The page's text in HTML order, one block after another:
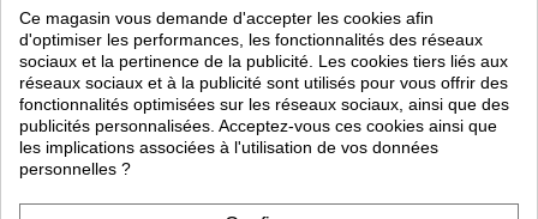
EN SAVOIR +
PRATIQUE
LIENS
Ce magasin vous demande d'accepter les cookies afin
d'optimiser les performances, les fonctionnalités des réseaux
sociaux et la pertinence de la publicité. Les cookies tiers liés aux
réseaux sociaux et à la publicité sont utilisés pour vous offrir des
fonctionnalités optimisées sur les réseaux sociaux, ainsi que des
publicités personnalisées. Acceptez-vous ces cookies ainsi que
les implications associées à l'utilisation de vos données
personnelles ?